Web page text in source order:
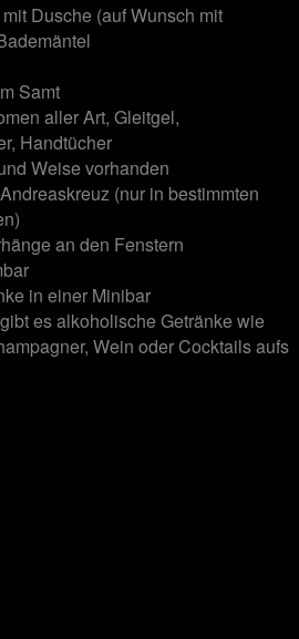
Dusche (auf Wunsch mit
Samt
aller Art, Gleitgel,
Handtücher
Weise vorhanden
(nur in bestimmten
an den Fenstern
in einer Minibar
es alkoholische Getränke wie
Wein oder Cocktails aufs